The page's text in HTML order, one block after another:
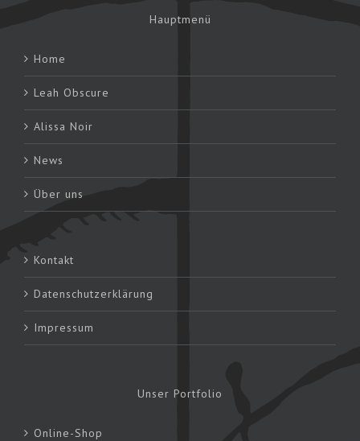
Hauptmenü
Home
Leah Obscure
Alissa Noir
News
Über uns
Kontakt
Datenschutzerklärung
Impressum
Unser Portfolio
Online-Shop